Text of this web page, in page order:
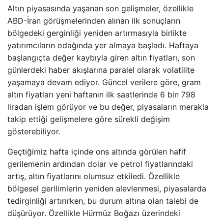
Altın piyasasında yaşanan son gelişmeler, özellikle
ABD-İran görüşmelerinden alınan ilk sonuçların
bölgedeki gerginliği yeniden artırmasıyla birlikte
yatırımcıların odağında yer almaya başladı. Haftaya
başlangıçta değer kaybıyla giren altın fiyatları, son
günlerdeki haber akışlarına paralel olarak volatilite
yaşamaya devam ediyor. Güncel verilere göre, gram
altın fiyatları yeni haftanın ilk saatlerinde 6 bin 798
liradan işlem görüyor ve bu değer, piyasaların merakla
takip ettiği gelişmelere göre sürekli değişim
gösterebiliyor.
Geçtiğimiz hafta içinde ons altında görülen hafif
gerilemenin ardından dolar ve petrol fiyatlarındaki
artış, altın fiyatlarını olumsuz etkiledi. Özellikle
bölgesel gerilimlerin yeniden alevlenmesi, piyasalarda
tedirginliği artırırken, bu durum altına olan talebi de
düşürüyor. Özellikle Hürmüz Boğazı üzerindeki